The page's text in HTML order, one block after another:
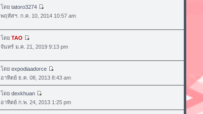
โดย tatoro3274
พฤหัสฯ. ก.ค. 10, 2014 10:57 am
โดย TAO
จันทร์ ม.ค. 21, 2019 9:13 pm
โดย expodiaadorce
อาทิตย์ ธ.ค. 08, 2013 8:43 am
โดย dexkhuan
อาทิตย์ ก.พ. 24, 2013 1:25 pm